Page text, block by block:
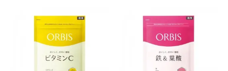
＆葉酸」、独自加工のビタミンCで
キレイと健康をサポートする「ビタ
ミンC＆ビタミンB2」、スムーズな
リズムづくりで快調を目指す「オリ
ゴ糖＆酵素」、いつだってイキイ
キ、あなたらしい表情をサポートす
「五訂増補日本食品標準成分表
2010」より、さんま（生）1尾
175gとして可食部換算した場合。